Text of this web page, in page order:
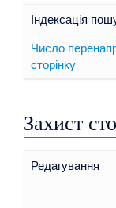
Індексація
Число
сторінку
Захист
Редагування